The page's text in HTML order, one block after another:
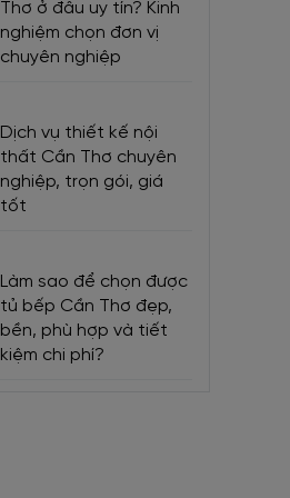
Thơ ở đâu uy tín? Kinh
nghiệm chọn đơn vị
chuyên nghiệp
Dịch vụ thiết kế nội
thất Cần Thơ chuyên
nghiệp, trọn gói, giá
tốt
Làm sao để chọn được
tủ bếp Cần Thơ đẹp,
bền, phù hợp và tiết
kiệm chi phí?